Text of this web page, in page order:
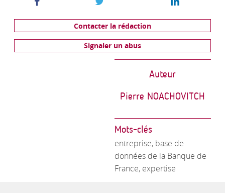
Contacter la rédaction
Signaler un abus
Auteur
Pierre NOACHOVITCH
Mots-clés
entreprise, base de
données de la Banque de
France, expertise